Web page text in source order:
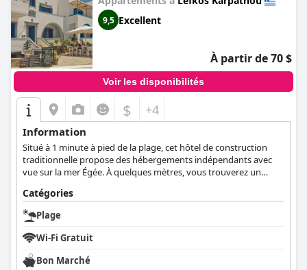
9,5 Excellent
À partir de 70 $
Voir les disponibilités
$ +4
Information
Situé à 1 minute à pied de la plage, cet hôtel de construction
traditionnelle propose des hébergements indépendants avec
vue sur la mer Égée. À quelques mètres, vous trouverez un
Catégories
Plage
Wi-Fi Gratuit
Bon Marché